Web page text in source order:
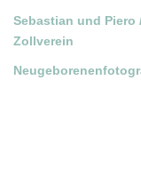
Sebastian und Piero
Zollverein